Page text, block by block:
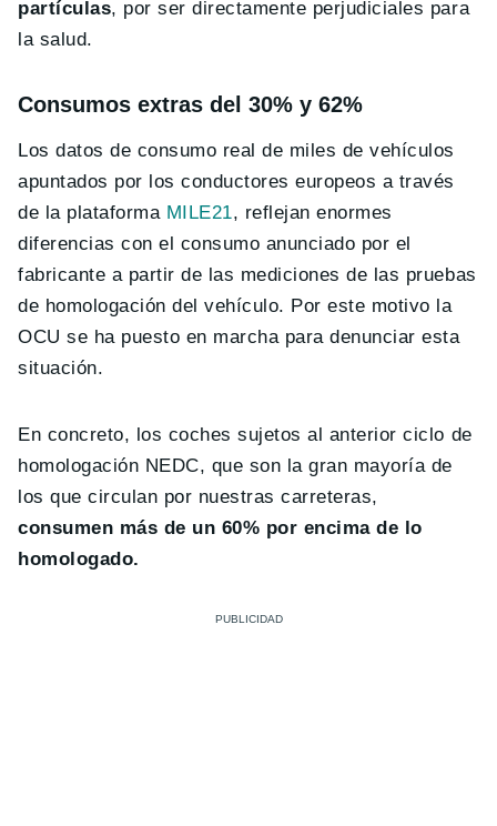
partículas, por ser directamente perjudiciales para
la salud.
Consumos extras del 30% y 62%
Los datos de consumo real de miles de vehículos
apuntados por los conductores europeos a través
de la plataforma MILE21, reflejan enormes
diferencias con el consumo anunciado por el
fabricante a partir de las mediciones de las pruebas
de homologación del vehículo. Por este motivo la
OCU se ha puesto en marcha para denunciar esta
situación.
En concreto, los coches sujetos al anterior ciclo de
homologación NEDC, que son la gran mayoría de
los que circulan por nuestras carreteras,
consumen más de un 60% por encima de lo
homologado.